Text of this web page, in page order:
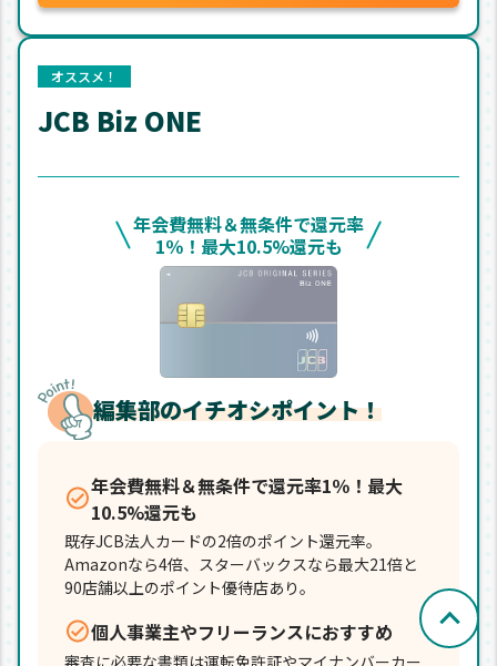
オススメ！
JCB Biz ONE
年会費無料＆無条件で還元率
1％！最大10.5%還元も
編集部のイチオシポイント！
年会費無料＆無条件で還元率1％！最大
10.5%還元も
既存JCB法人カードの2倍のポイント還元率。
Amazonなら4倍、スターバックスなら最大21倍と
90店舗以上のポイント優待店あり。
個人事業主やフリーランスにおすすめ
審査に必要な書類は運転免許証やマイナンバーカー